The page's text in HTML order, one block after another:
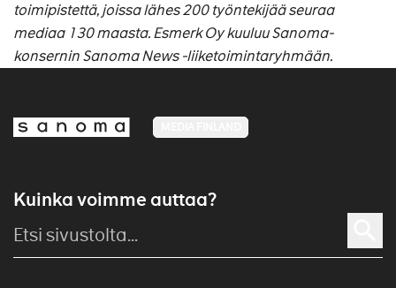
toimipistettä, joissa lähes 200 työntekijää seuraa
mediaa 130 maasta. Esmerk Oy kuuluu Sanoma-
konsernin Sanoma News -liiketoimintaryhmään.
Kuinka voimme auttaa?